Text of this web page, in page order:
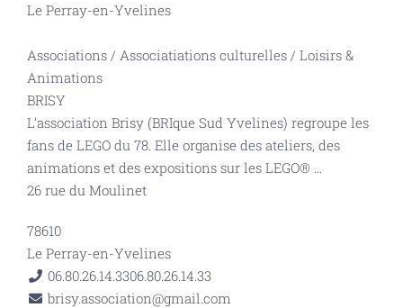
Le Perray-en-Yvelines
Associations / Associatiations culturelles / Loisirs &
Animations
BRISY
L’association Brisy (BRIque Sud Yvelines) regroupe les
fans de LEGO du 78. Elle organise des ateliers, des
animations et des expositions sur les LEGO® ...
26 rue du Moulinet
78610
Le Perray-en-Yvelines
06.80.26.14.3306.80.26.14.33
brisy.association@gmail.com